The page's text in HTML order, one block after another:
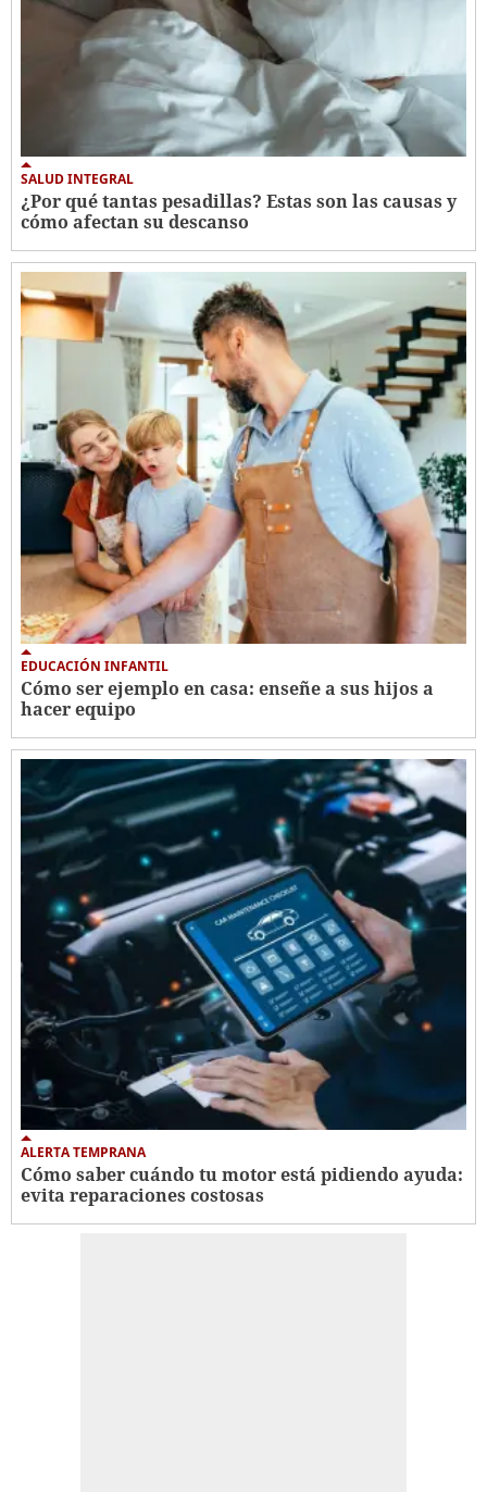
SALUD INTEGRAL
¿Por qué tantas pesadillas? Estas son las causas y
cómo afectan su descanso
EDUCACIÓN INFANTIL
Cómo ser ejemplo en casa: enseñe a sus hijos a
hacer equipo
ALERTA TEMPRANA
Cómo saber cuándo tu motor está pidiendo ayuda:
evita reparaciones costosas